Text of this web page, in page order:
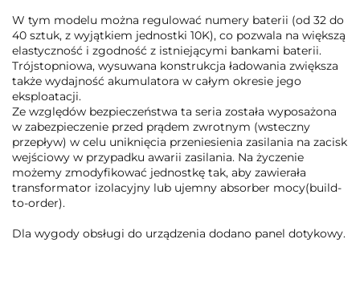
W tym modelu można regulować numery baterii (od 32 do
40 sztuk, z wyjątkiem jednostki 10K), co pozwala na większą
elastyczność i zgodność z istniejącymi bankami baterii.
Trójstopniowa, wysuwana konstrukcja ładowania zwiększa
także wydajność akumulatora w całym okresie jego
eksploatacji.
Ze względów bezpieczeństwa ta seria została wyposażona
w zabezpieczenie przed prądem zwrotnym (wsteczny
przepływ) w celu uniknięcia przeniesienia zasilania na zacisk
wejściowy w przypadku awarii zasilania. Na życzenie
możemy zmodyfikować jednostkę tak, aby zawierała
transformator izolacyjny lub ujemny absorber mocy(build-
to-order).
Dla wygody obsługi do urządzenia dodano panel dotykowy.